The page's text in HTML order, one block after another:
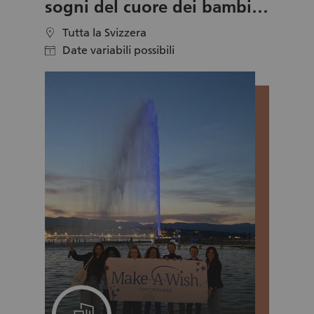
sogni del cuore dei bambini
gravemente malati
location Tutta la Svizzera
calendar Date variabili possibili
Un progetto per il suo team